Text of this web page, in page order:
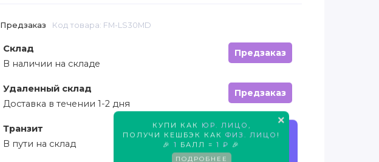
×
КУПИ КАК ЮР. ЛИЦО
ПОЛУЧИ КЕШБЭК КАК ФИЗ. ЛИЦО !
🎉 1 БАЛЛ = 1 ₽ 🎉
ПОДРОБНЕЕ
Предзаказ Код товара: FM-LS30MD
Склад
Предзаказ
В наличии на складе
Удаленный склад
Предзаказ
Доставка в течении 1-2 дня
Транзит
Предзаказ
В пути на склад